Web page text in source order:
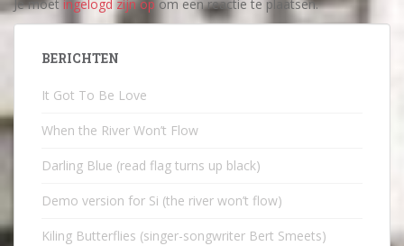
Je moet ingelogd zijn op om een reactie te plaatsen.
BERICHTEN
It Got To Be Love
When the River Won’t Flow
Darling Blue (read flag turns up black)
Demo version for Si (the river won’t flow)
Kiling Butterflies (singer-songwriter Bert Smeets)